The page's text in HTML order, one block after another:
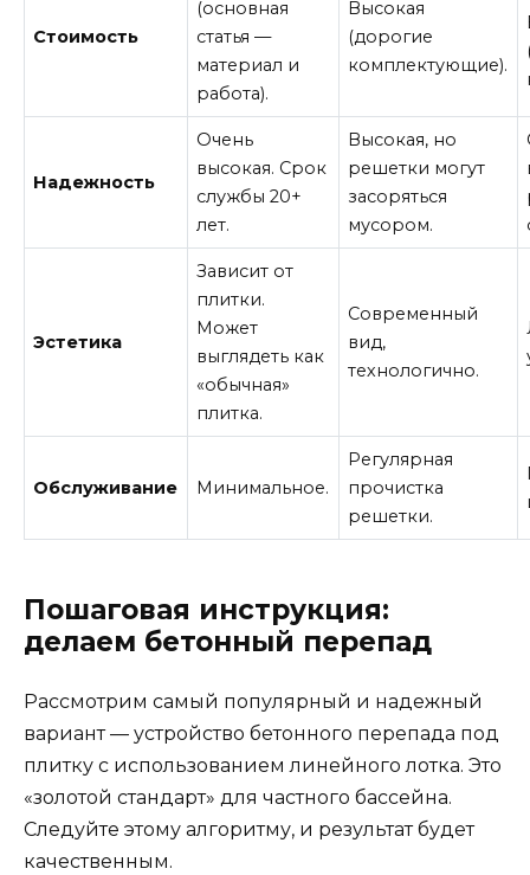
Стоимость
(основная
статья —
материал и
работа).
Высокая
(дорогие
комплектующие).
Надежность
Очень
высокая. Срок
службы 20+
лет.
Высокая, но
решетки могут
засоряться
мусором.
Эстетика
Зависит от
плитки.
Может
выглядеть как
«обычная»
плитка.
Современный
вид,
технологично.
Обслуживание Минимальное.
Регулярная
прочистка
решетки.
Пошаговая инструкция:
делаем бетонный перепад
Рассмотрим самый популярный и надежный
вариант — устройство бетонного перепада под
плитку с использованием линейного лотка. Это
«золотой стандарт» для частного бассейна.
Следуйте этому алгоритму, и результат будет
качественным.